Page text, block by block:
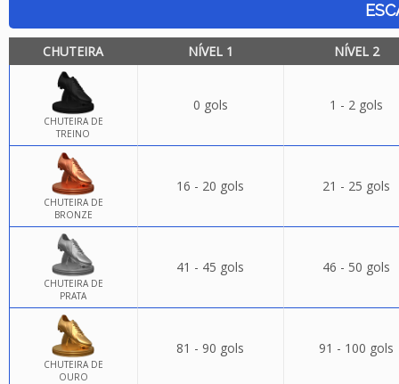
CHUTEIRA NÍVEL 1 NÍVEL 2
CHUTEIRA DE
TREINO
0 gols 1 - 2 gols
CHUTEIRA DE
BRONZE
16 - 20 gols 21 - 25 gols
CHUTEIRA DE
PRATA
41 - 45 gols 46 - 50 gols
CHUTEIRA DE
OURO
81 - 90 gols 91 - 100 gols